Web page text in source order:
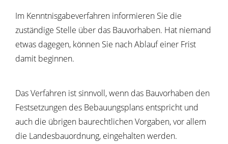
Im Kenntnisgabeverfahren informieren Sie die
zuständige Stelle über das Bauvorhaben. Hat niemand
etwas dagegen, können Sie nach Ablauf einer Frist
damit beginnen.
Das Verfahren ist sinnvoll, wenn das Bauvorhaben den
Festsetzungen des Bebauungsplans entspricht und
auch die übrigen baurechtlichen Vorgaben, vor allem
die Landesbauordnung, eingehalten werden.